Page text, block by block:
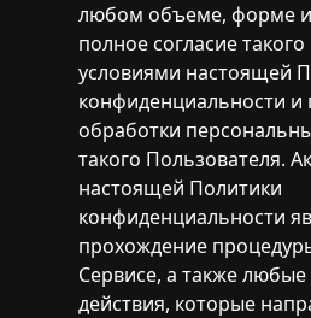
любом объеме, форме и
полное согласие
условиями настоящей
конфиденциальности и
обработки
такого Пользователя.
настоящей Политики
конфиденциальности
прохождение
Сервисе, а также любые
действия, которые